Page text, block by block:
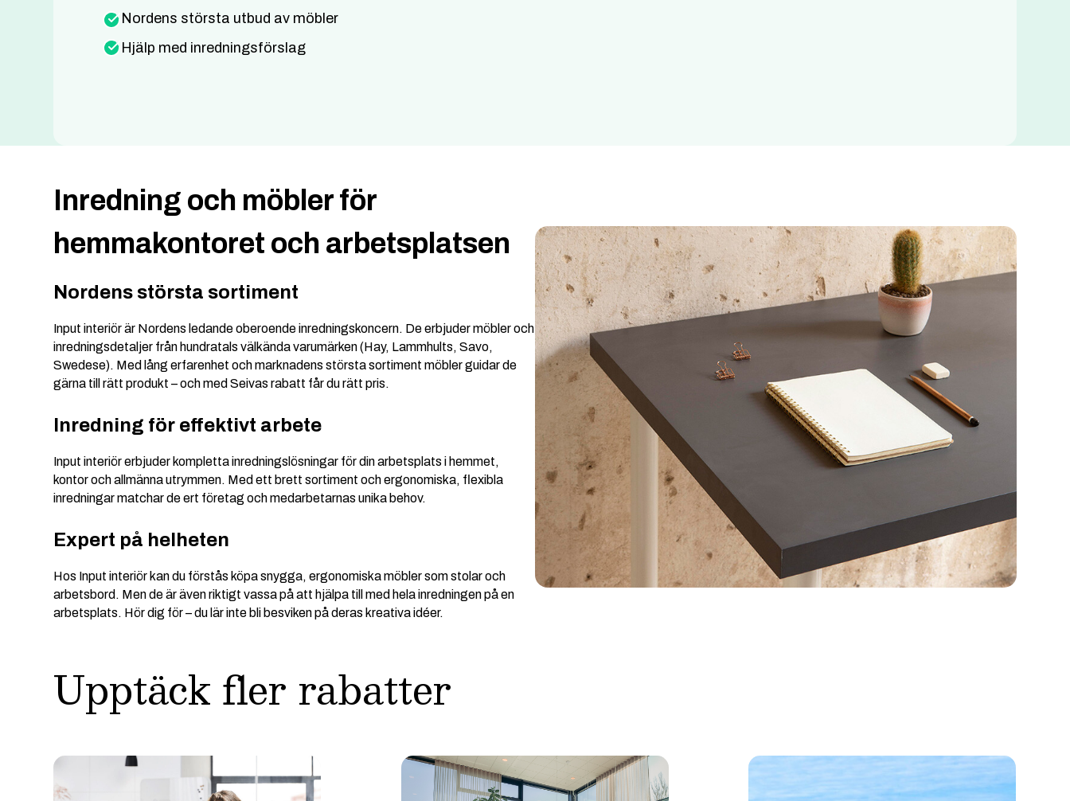
Nordens största utbud av möbler
Hjälp med inredningsförslag
Inredning och möbler för
hemmakontoret och arbetsplatsen
Nordens största sortiment
Input interiör är Nordens ledande oberoende inredningskoncern. De erbjuder möbler och
inredningsdetaljer från hundratals välkända varumärken (Hay, Lammhults, Savo,
Swedese). Med lång erfarenhet och marknadens största sortiment möbler guidar de
gärna till rätt produkt – och med Seivas rabatt får du rätt pris.
Inredning för effektivt arbete
Input interiör erbjuder kompletta inredningslösningar för din arbetsplats i hemmet,
kontor och allmänna utrymmen. Med ett brett sortiment och ergonomiska, flexibla
inredningar matchar de ert företag och medarbetarnas unika behov.
Expert på helheten
Hos Input interiör kan du förstås köpa snygga, ergonomiska möbler som stolar och
arbetsbord. Men de är även riktigt vassa på att hjälpa till med hela inredningen på en
arbetsplats. Hör dig för – du lär inte bli besviken på deras kreativa idéer.
Upptäck fler rabatter